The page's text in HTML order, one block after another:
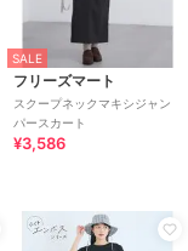
SALE
フリーズマート
スクープネックマキシジャン
パースカート
¥3,586